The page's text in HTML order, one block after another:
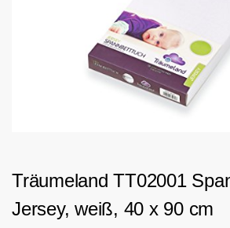
Träumeland TT02001
Jersey, weiß, 40 x 90 cm